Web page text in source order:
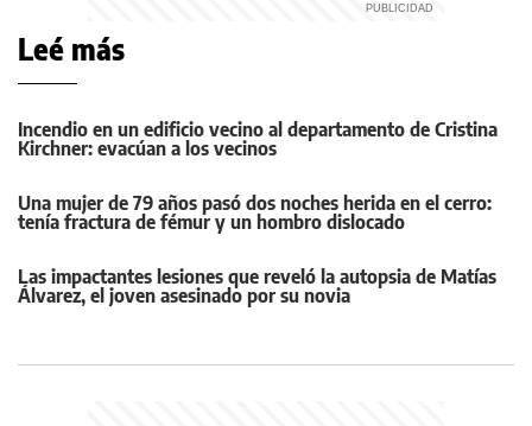
Leé más
Incendio en un edificio vecino al departamento de Cristina
Kirchner: evacúan a los vecinos
Una mujer de 79 años pasó dos noches herida en el cerro:
tenía fractura de fémur y un hombro dislocado
Las impactantes lesiones que reveló la autopsia de Matías
Álvarez, el joven asesinado por su novia